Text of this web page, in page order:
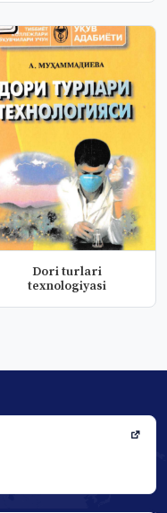
Dori turlari
texnologiyasi